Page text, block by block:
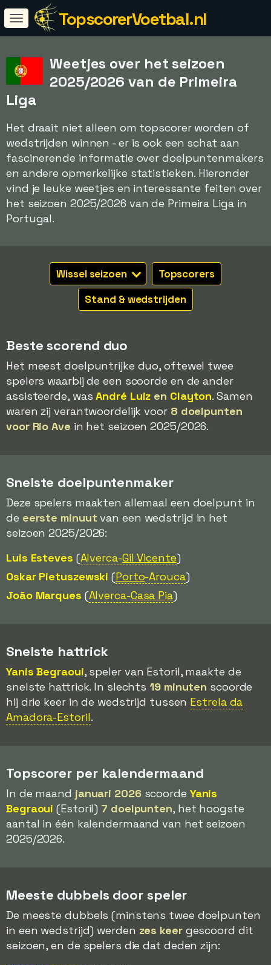
TopscorerVoetbal.nl
Weetjes over het seizoen
2025/2026 van de Primeira
Liga
Het draait niet alleen om topscorer worden of
wedstrijden winnen - er is ook een schat aan
fascinerende informatie over doelpuntenmakers
en andere opmerkelijke statistieken. Hieronder
vind je leuke weetjes en interessante feiten over
het seizoen 2025/2026 van de Primeira Liga in
Portugal.
Wissel seizoen
Topscorers
Stand & wedstrijden
Beste scorend duo
Het meest doelpuntrijke duo, oftewel twee
spelers waarbij de een scoorde en de ander
assisteerde, wasAndré Luiz en Clayton. Samen
waren zij verantwoordelijk voor 8 doelpunten
voor Rio Ave in het seizoen 2025/2026.
Snelste doelpuntenmaker
Deze spelers maakten allemaal een doelpunt in
de eerste minuut van een wedstrijd in het
seizoen 2025/2026:
Luis Esteves (Alverca-Gil Vicente)
Oskar Pietuszewski (Porto-Arouca)
João Marques (Alverca-Casa Pia)
Snelste hattrick
Yanis Begraoui, speler van Estoril, maakte de
snelste hattrick. In slechts19 minuten scoorde
hij drie keer in de wedstrijd tussen Estrela da
Amadora-Estoril.
Topscorer per kalendermaand
In de maand januari 2026scoorde Yanis
Begraoui (Estoril) 7 doelpunten, het hoogste
aantal in één kalendermaand van het seizoen
2025/2026.
Meeste dubbels door speler
De meeste dubbels (minstens twee doelpunten
in een wedstrijd) werden zes keergescoord dit
seizoen, en de spelers die dat deden zijn: